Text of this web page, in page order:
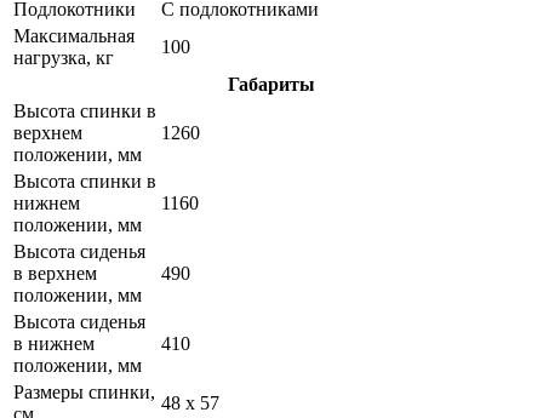
Подлокотники
С подлокотниками
Максимальная
нагрузка, кг
100
Габариты
Высота спинки в
верхнем
положении, мм
1260
Высота спинки в
нижнем
положении, мм
1160
Высота сиденья
в верхнем
положении, мм
490
Высота сиденья
в нижнем
положении, мм
410
Размеры спинки,
48 x 57